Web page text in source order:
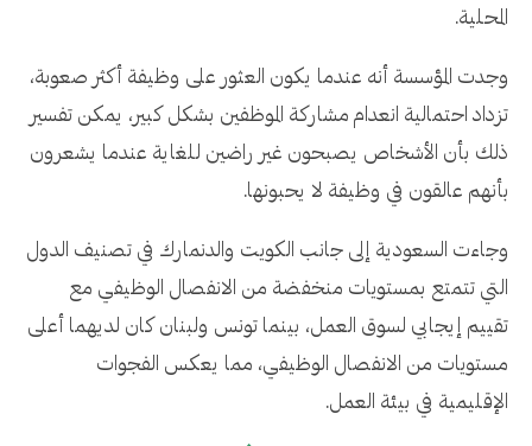
المحلية.
وجدت المؤسسة أنه عندما يكون العثور على وظيفة أكثر صعوبة،
تزداد احتمالية انعدام مشاركة الموظفين بشكل كبير، يمكن تفسير
ذلك بأن الأشخاص يصبحون غير راضين للغاية عندما يشعرون
بأنهم عالقون في وظيفة لا يحبونها.
وجاءت السعودية إلى جانب الكويت والدنمارك في تصنيف الدول
التي تتمتع بمستويات منخفضة من الانفصال الوظيفي مع
تقييم إيجابي لسوق العمل، بينما تونس ولبنان كان لديهما أعلى
مستويات من الانفصال الوظيفي، مما يعكس الفجوات
الإقليمية في بيئة العمل.